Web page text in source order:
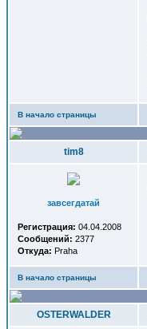
В начало страницы
tim8
завсегдатай
Регистрация: 04.04.2008
Сообщений: 2377
Откуда: Praha
В начало страницы
OSTERWALDER